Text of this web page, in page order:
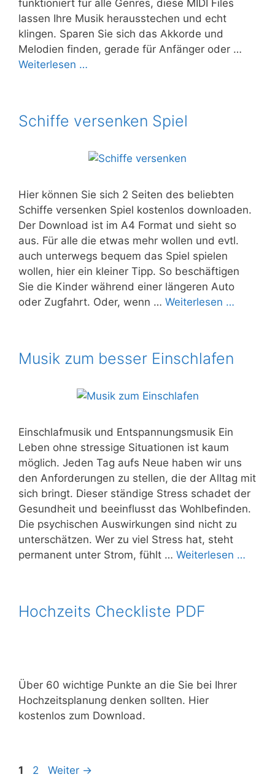
funktioniert für alle Genres, diese MIDI Files
lassen Ihre Musik herausstechen und echt
klingen. Sparen Sie sich das Akkorde und
Melodien finden, gerade für Anfänger oder …
Weiterlesen …
Schiffe versenken Spiel
Hier können Sie sich 2 Seiten des beliebten
Schiffe versenken Spiel kostenlos downloaden.
Der Download ist im A4 Format und sieht so
aus. Für alle die etwas mehr wollen und evtl.
auch unterwegs bequem das Spiel spielen
wollen, hier ein kleiner Tipp. So beschäftigen
Sie die Kinder während einer längeren Auto
oder Zugfahrt. Oder, wenn … Weiterlesen …
Musik zum besser Einschlafen
Einschlafmusik und Entspannungsmusik Ein
Leben ohne stressige Situationen ist kaum
möglich. Jeden Tag aufs Neue haben wir uns
den Anforderungen zu stellen, die der Alltag mit
sich bringt. Dieser ständige Stress schadet der
Gesundheit und beeinflusst das Wohlbefinden.
Die psychischen Auswirkungen sind nicht zu
unterschätzen. Wer zu viel Stress hat, steht
permanent unter Strom, fühlt … Weiterlesen …
Hochzeits Checkliste PDF
Über 60 wichtige Punkte an die Sie bei Ihrer
Hochzeitsplanung denken sollten. Hier
kostenlos zum Download.
Beitrags-
Seite
1 Seite
2 Weiter →